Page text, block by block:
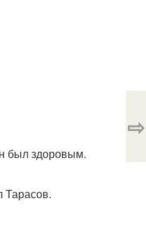
был здоровым.
Тарасов.
⇨